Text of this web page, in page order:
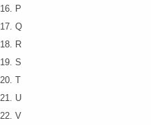
16. P
17. Q
18. R
19. S
20. T
21. U
22. V